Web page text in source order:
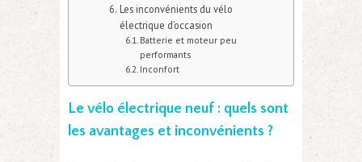
Les inconvénients du vélo
électrique d’occasion
Batterie et moteur peu
performants
Inconfort
Le vélo électrique neuf : quels sont
les avantages et inconvénients ?